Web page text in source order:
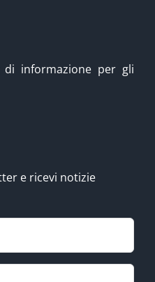
di informazione per gli
e ricevi notizie